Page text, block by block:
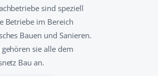
sind speziell
Betriebe im Bereich
Bauen und Sanieren.
sie alle dem
Bau an.